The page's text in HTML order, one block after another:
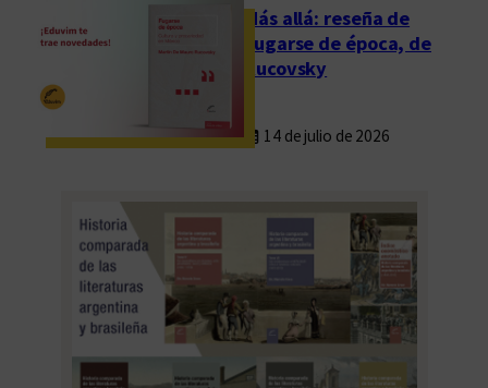
Más allá: reseña de
Fugarse de época, de
Rucovsky
14 de julio de 2026